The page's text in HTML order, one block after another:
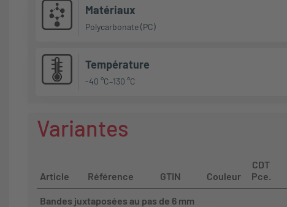
Matériaux
Polycarbonate (PC)
Température
-40 °C–130 °C
Variantes
Article Référence GTIN Couleur
CDT
Pce.
Bandes juxtaposées au pas de 6 mm